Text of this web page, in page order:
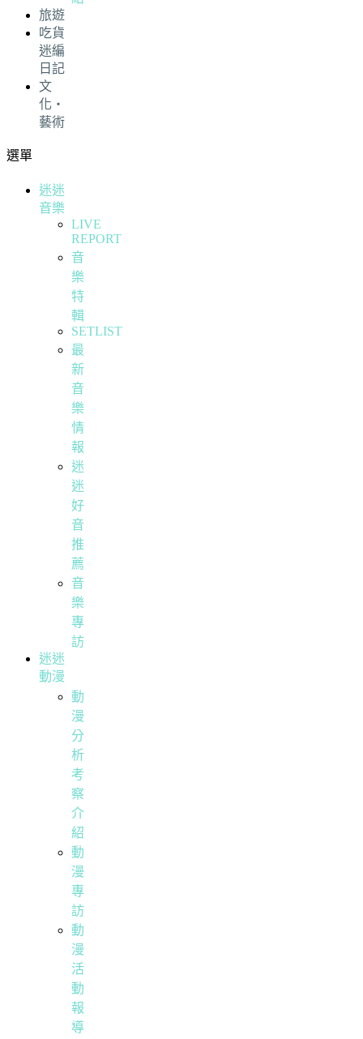
旅遊
吃貨
迷編
日記
文
化・
藝術
選單
迷迷
音樂
LIVE
REPORT
音
樂
特
輯
SETLIST
最
新
音
樂
情
報
迷
迷
好
音
推
薦
音
樂
專
訪
迷迷
動漫
動
漫
分
析
考
察
介
紹
動
漫
專
訪
動
漫
活
動
報
導